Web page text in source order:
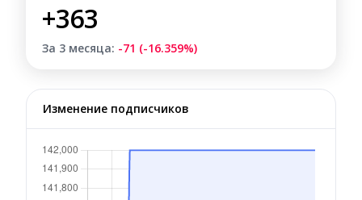
+363
За 3 месяца: -71 (-16.359%)
Изменение подписчиков